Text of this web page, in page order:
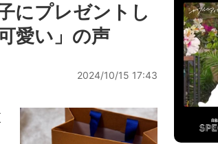
にプレゼントし
愛い」の声
2024/10/15 17:43